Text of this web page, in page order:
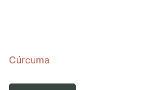
Cúrcuma